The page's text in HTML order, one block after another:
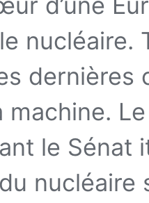
nucléaire.
dernières
machine.
le Sénat
nucléaire